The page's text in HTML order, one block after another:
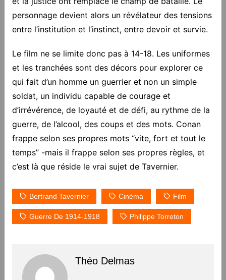
personnage devient alors un révélateur des tensions
entre l’institution et l’instinct, entre devoir et survie.
Le film ne se limite donc pas à 14-18. Les uniformes
et les tranchées sont des décors pour explorer ce
qui fait d’un homme un guerrier et non un simple
soldat, un individu capable de courage et
d’irrévérence, de loyauté et de défi, au rythme de la
guerre, de l’alcool, des coups et des mots. Conan
frappe selon ses propres mots “vite, fort et tout le
temps” -mais il frappe selon ses propres règles, et
c’est là que réside le vrai sujet de Tavernier.
Bertrand Tavernier Cinéma Film
Guerre De 1914-1918 Philippe Torreton
Théo Delmas